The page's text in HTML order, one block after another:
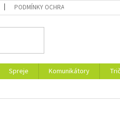
PODMÍNKY OCHRANY OSOBNÍCH ÚDAJŮ
Spreje Komunikátory